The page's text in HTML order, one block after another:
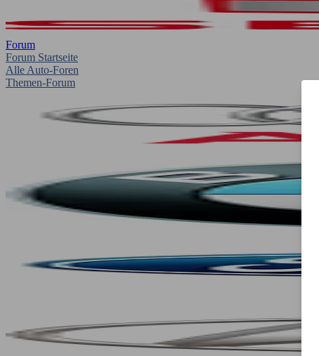
Forum
Forum Startseite
Alle Auto-Foren
Themen-Forum